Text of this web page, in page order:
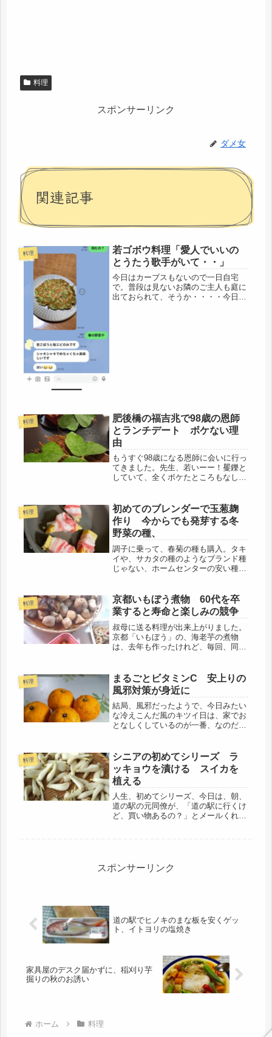
料理
スポンサーリンク
ダメ女
関連記事
料理
若ゴボウ料理「愛人でいいの
とうたう歌手がいて・・」
今日はカーブスもないので一日自宅
で。普段は見ないお隣のご主人も庭に
出ておられて、そうか・・・・今日は
料理
肥後橋の福吉兆で98歳の恩師
とランチデート ボケない理
由
もうすぐ98歳になる恩師に会いに行っ
てきました。先生、若いーー！矍鑠と
していて、全くボケたところもなし。
肥後橋、フェスティバルタワーウェス
トの福吉兆へ。淀屋橋、中之島から
少...
料理
初めてのブレンダーで玉葱麹
作り 今からでも発芽する冬
野菜の種、
調子に乗って、春菊の種も購入。タキ
イや、サカタの種のようなブランド種
じゃない、ホームセンターの安い種だ
したら、またイケルかも( *´艸｀)今度
は、春菊。ホウレンソウほどへに...
料理
京都いもぼう煮物 60代を卒
業すると寿命と楽しみの競争
叔母に送る料理が出来上がりました。
京都「いもぼう」の、海老芋の煮物
は、去年も作ったけれど、毎回、同じ
分量が減ってしまった。でも、もう去
年の失敗を覚えてられる年齢じゃない
し・...
料理
まるごとビタミンC 安上りの
風邪対策が身近に
結局、風邪だったようで、今日みたい
な冷えこんだ風のキツイ日は、家でお
となしくしているのが一番、なのだけ
い。まずは、風邪対応の食事の買い出
し。そして、身体を鍛えるのも、結局
は、己...
料理
シニアの初めてシリーズ ラ
ッキョウを漬ける スイカを
植える
人生、初めてシリーズ、今日は、朝、
道の駅の元同僚が、「道の駅に行くけ
ど、買い物あるの？」とメールくれた
リフ...
スポンサーリンク
道の駅でヒノキのまな板を安くゲッ
ト、イトヨリの塩焼き
家具屋のデスク届かずに、稲刈り芋
掘りの秋のお誘い
ホーム 料理